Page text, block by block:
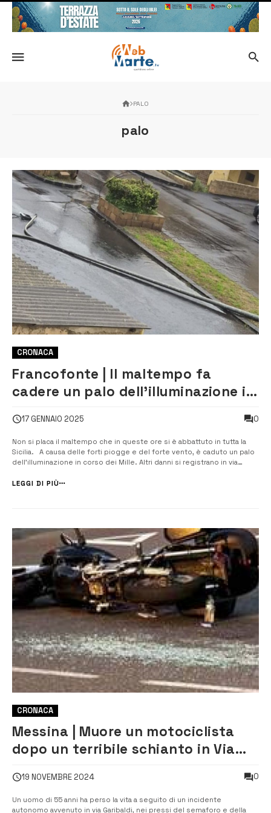
PALO
palo
CRONACA
Francofonte | Il maltempo fa
cadere un palo dell’illuminazione in
17 GENNAIO 2025 0
Non si placa il maltempo che in queste ore si è abbattuto in tutta la
Sicilia. A causa delle forti piogge e del forte vento, è caduto un palo
dell’illuminazione in corso dei Mille. Altri danni si registrano in via
[…]
LEGGI DI PIÙ
CRONACA
Messina | Muore un motociclista
dopo un terribile schianto in Via
19 NOVEMBRE 2024 0
Un uomo di 55 anni ha perso la vita a seguito di un incidente
autonomo avvenuto in via Garibaldi, nei pressi del semaforo e della